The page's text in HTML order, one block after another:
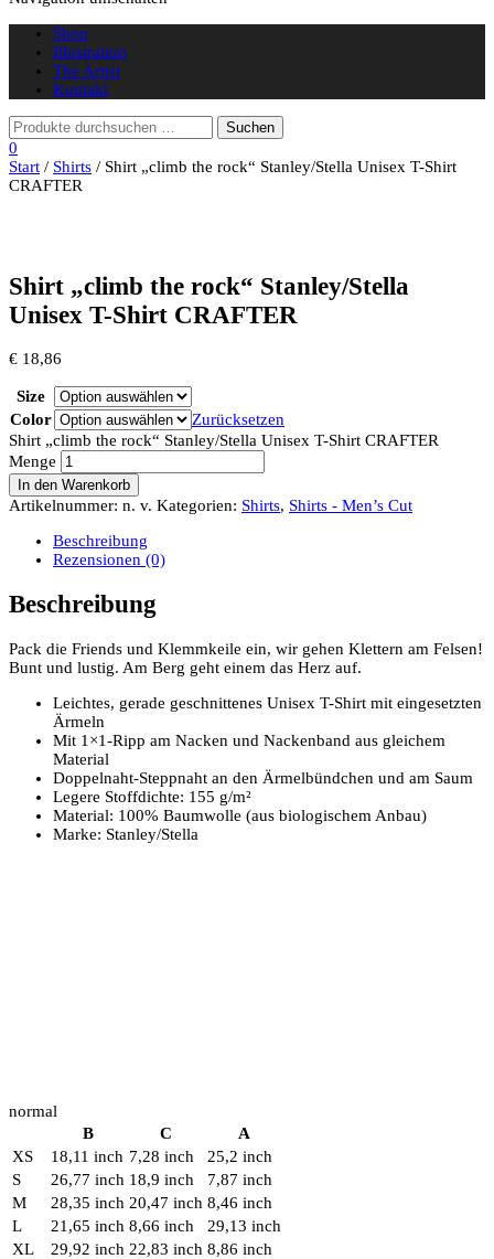
Shop
Illustration
The Artist
Kontakt
0
Start / Shirts / Shirt „climb the rock“ Stanley/Stella Unisex T-Shirt
CRAFTER
Shirt „climb the rock“ Stanley/Stella
Unisex T-Shirt CRAFTER
€ 18,86
Size
Color
Zurücksetzen
Shirt „climb the rock“ Stanley/Stella Unisex T-Shirt CRAFTER
Menge
In den Warenkorb
Artikelnummer: n. v. Kategorien: Shirts, Shirts - Men’s Cut
Beschreibung
Rezensionen (0)
Beschreibung
Pack die Friends und Klemmkeile ein, wir gehen Klettern am Felsen!
Bunt und lustig. Am Berg geht einem das Herz auf.
Leichtes, gerade geschnittenes Unisex T-Shirt mit eingesetzten
Ärmeln
Mit 1×1-Ripp am Nacken und Nackenband aus gleichem
Material
Doppelnaht-Steppnaht an den Ärmelbündchen und am Saum
Legere Stoffdichte: 155 g/m²
Material: 100% Baumwolle (aus biologischem Anbau)
Marke: Stanley/Stella
normal
B
C
A
XS
18,11 inch 7,28 inch
25,2 inch
S
26,77 inch 18,9 inch
7,87 inch
M
28,35 inch 20,47 inch 8,46 inch
L
21,65 inch 8,66 inch
29,13 inch
XL
29,92 inch 22,83 inch 8,86 inch